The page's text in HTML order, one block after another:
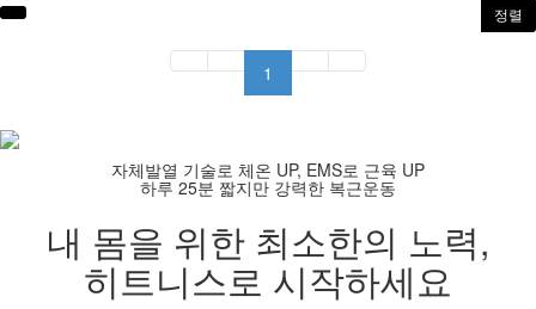
정렬
1
자체발열 기술로 체온 UP, EMS로 근육 UP
하루 25분 짧지만 강력한 복근운동
내 몸을 위한 최소한의 노력,
히트니스로 시작하세요